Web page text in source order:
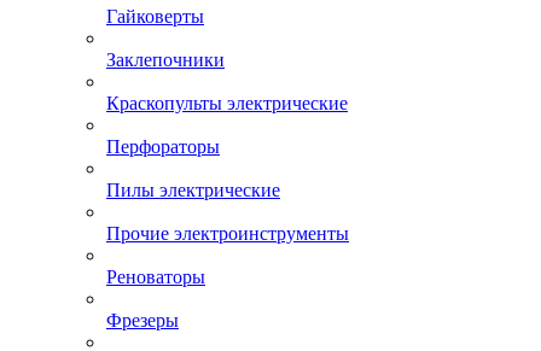
Гайковерты
Заклепочники
Краскопульты электрические
Перфораторы
Пилы электрические
Прочие электроинструменты
Реноваторы
Фрезеры